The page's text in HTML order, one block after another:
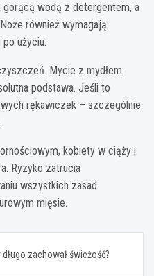
gorącą wodą z detergentem, a
również wymagają
użyciu.
Mycie z mydłem
podstawa. Jeśli to
rękawiczek – szczególnie
kobiety w ciąży i
Ryzyko zatrucia
wszystkich zasad
mięsie.
zachował świeżość?